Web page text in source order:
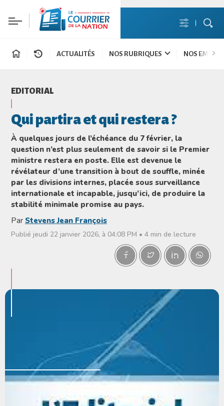
ACTUALITÉS NOS RUBRIQUES NOS
EDITORIAL
Qui partira et qui restera ?
À quelques jours de l’échéance du 7 février, la
question n’est plus seulement de savoir si le Premier
ministre restera en poste. Elle est devenue le
révélateur d’une transition à bout de souffle, minée
par les divisions internes, placée sous surveillance
internationale et incapable, jusqu’ici, de produire la
stabilité minimale promise au pays.
ParStevens Jean François
Publié jeudi 22 janvier 2026, à 04:08 PM • 4 min de lecture